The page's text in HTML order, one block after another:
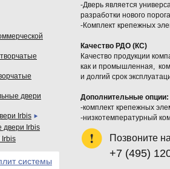
-Дверь является
разработки нового
-Комплект крепежных
Качество РДО (КС)
Качество продукции
как и промышленная,
и долгий срок
Дополнительные опции:
-комплект крепежных
-низкотемпературный
Позвоните
+7 (495)
двери
Irbis
двери Irbis
Irbis
системы